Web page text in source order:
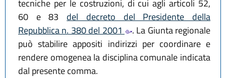
tecniche per le costruzioni, di cui agli articoli 52,
60 e 83 del decreto del Presidente della
Repubblica n. 380 del 2001
. La Giunta regionale
può stabilire appositi indirizzi per coordinare e
rendere omogenea la disciplina comunale indicata
dal presente comma.